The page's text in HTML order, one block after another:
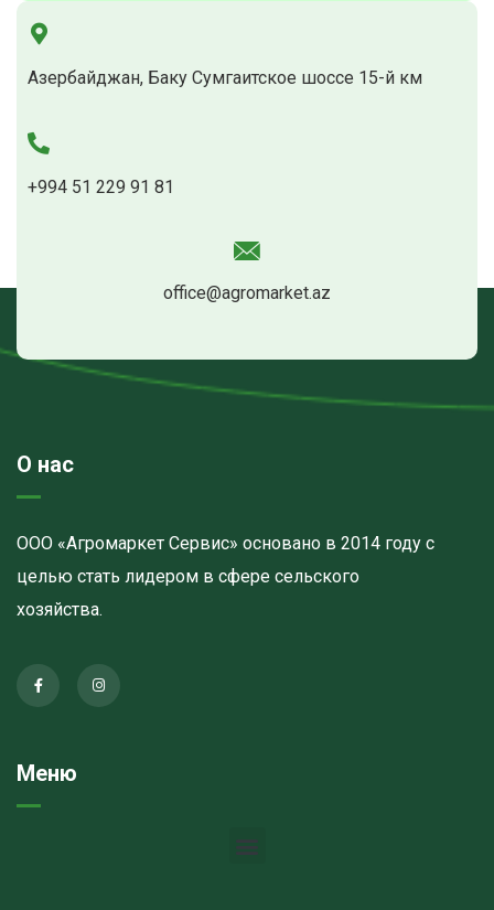
Азербайджан, Баку Сумгаитское шоссе 15-й км
+994 51 229 91 81
office@agromarket.az
О нас
ООО «Агромаркет Сервис» основано в 2014 году с
целью стать лидером в сфере сельского
хозяйства.
Меню